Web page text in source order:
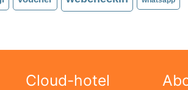
Cloud-hotel